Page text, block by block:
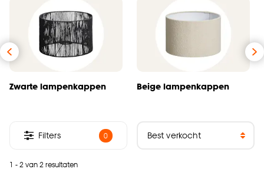
Zwarte lampenkappen Beige lampenkappen
1 - 2 van 2 resultaten
Filters 0